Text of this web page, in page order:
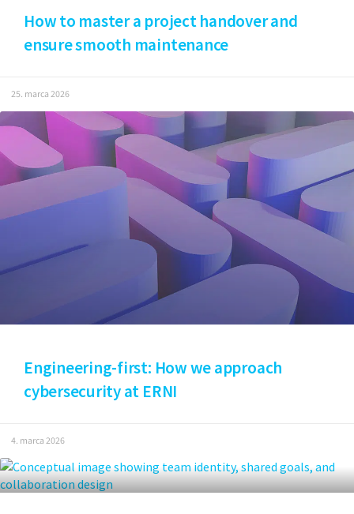
How to master a project handover and
ensure smooth maintenance
25. marca 2026
Engineering-first: How we approach
cybersecurity at ERNI
4. marca 2026